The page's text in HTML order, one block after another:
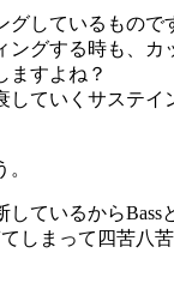
グしているもので
グする時も、カ
ますよね？
していくサステイ
しているからBass
しまって四苦八